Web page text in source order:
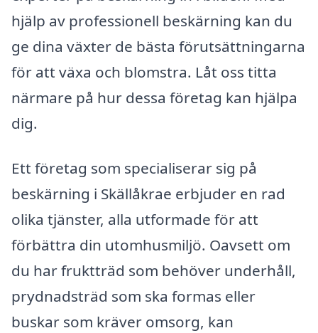
hjälp av professionell beskärning kan du
ge dina växter de bästa förutsättningarna
för att växa och blomstra. Låt oss titta
närmare på hur dessa företag kan hjälpa
dig.
Ett företag som specialiserar sig på
beskärning i Skällåkrae erbjuder en rad
olika tjänster, alla utformade för att
förbättra din utomhusmiljö. Oavsett om
du har fruktträd som behöver underhåll,
prydnadsträd som ska formas eller
buskar som kräver omsorg, kan